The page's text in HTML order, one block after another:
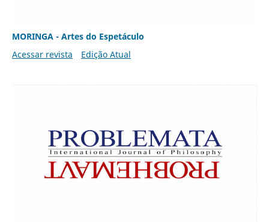
MORINGA - Artes do Espetáculo
Acessar revista
Edição Atual